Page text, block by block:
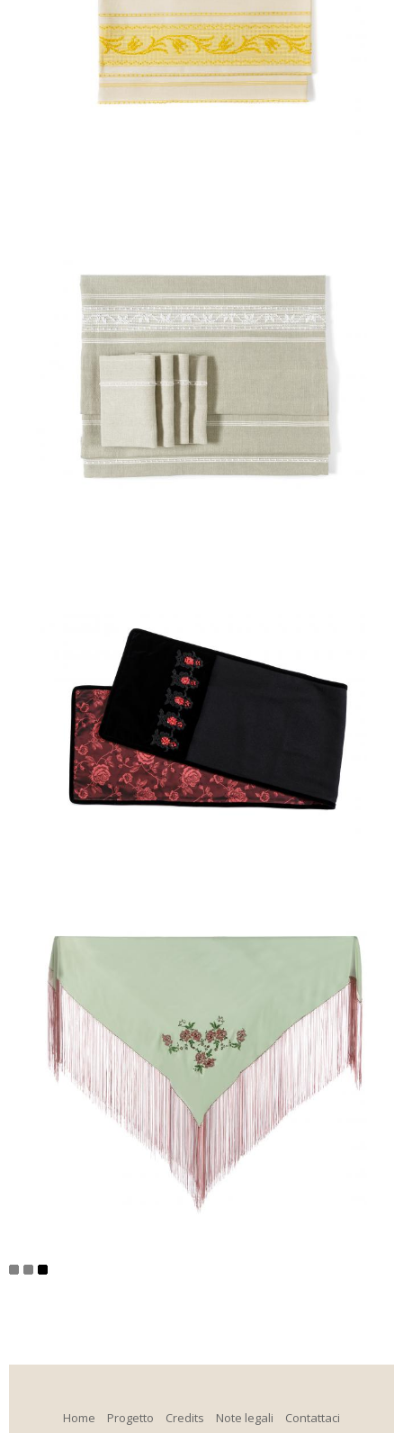
Home Progetto Credits Note legali Contattaci